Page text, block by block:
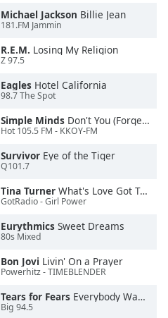
Michael Jackson Billie Jean
181.FM Jammin
R.E.M. Losing My Religion
Z 97.5
Eagles Hotel California
98.7 The Spot
Simple Minds Don't You (Forget About Me)
Hot 105.5 FM - KKOY-FM
Survivor Eye of the Tiger
Q101.7
Tina Turner What's Love Got To Do With It
GotRadio - Girl Power
Eurythmics Sweet Dreams
80s Mixed
Bon Jovi Livin' On a Prayer
Powerhitz - TIMEBLENDER
Tears for Fears Everybody Wants To Rule the World
Big 94.5